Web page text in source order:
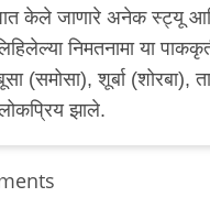
केले जाणारे अनेक स्ट्यू
निमतनामा या
शूर्बा (शोरबा),
झाले.